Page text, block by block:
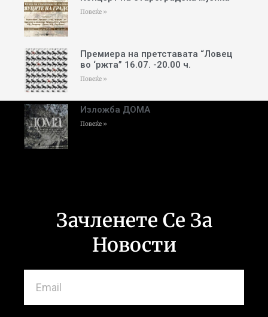
Повеќе »
Премиера на претставата “Ловец
во ‘ржта” 16.07. -20.00 ч.
Повеќе »
Изложба ДОМА
Повеќе »
Зачленете Се За
Новости